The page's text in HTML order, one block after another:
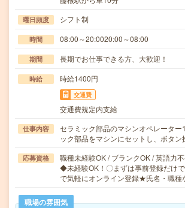
曜日頻度 シフト制
時間 08:00～20:0020:00～08:00
期間 長期でお仕事できる方、大歓迎！
時給 時給1400円
交通費
交通費規定内支給
仕事内容
セラミック部品のマシンオペレーター
ック部品をマシンにセットし、ボタ
応募資格
職種未経験OK / ブランクOK / 英語力
◆未経験OK！〇まずは事前登録だけ
で気軽にオンライン登録★氏名・職
職場の雰囲気